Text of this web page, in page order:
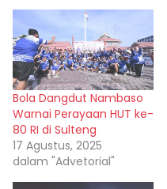
Bola Dangdut Nambaso
Warnai Perayaan HUT ke-
80 RI di Sulteng
17 Agustus, 2025
dalam "Advetorial"